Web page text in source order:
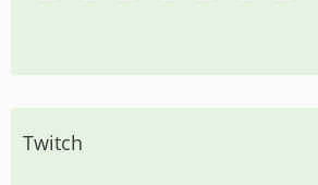
Twitch